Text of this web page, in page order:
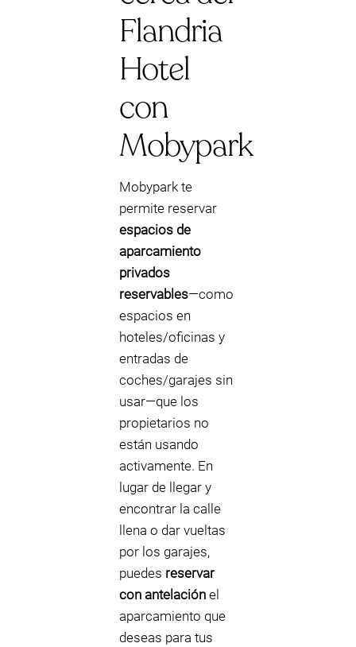
Flandria
Hotel
con
Mobypark
Mobypark te
permite reservar
espacios de
aparcamiento
privados
reservables—como
espacios en
hoteles/oficinas y
entradas de
coches/garajes sin
usar—que los
propietarios no
están usando
activamente. En
lugar de llegar y
encontrar la calle
llena o dar vueltas
por los garajes,
puedes reservar
con antelación el
aparcamiento que
deseas para tus